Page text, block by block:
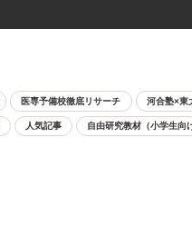
医専予備校徹底リサーチ 河合塾×東
人気記事 自由研究教材（小学生向